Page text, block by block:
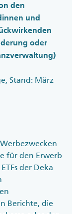
den
und
oder
Stand: März
für den Erwerb
der Deka
Berichte, die